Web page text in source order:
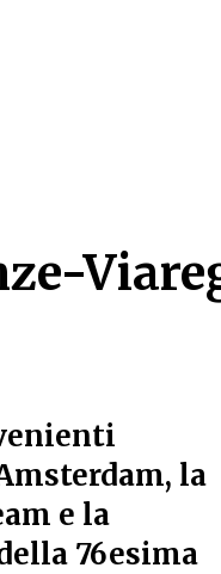
la
e la
76esima